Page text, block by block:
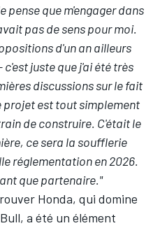
pense que m'engager dans
pas de sens pour moi.
d'un an ailleurs
juste que j'ai été très
discussions sur le fait
est tout simplement
de construire. C'était le
ce sera la soufflerie
réglementation en 2026.
que partenaire."
Honda, qui domine
, a été un élément